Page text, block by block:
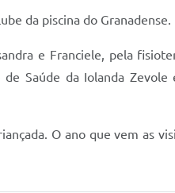
da piscina do Granadense.
e Franciele, pela
Saúde da Iolanda
O ano que vem as